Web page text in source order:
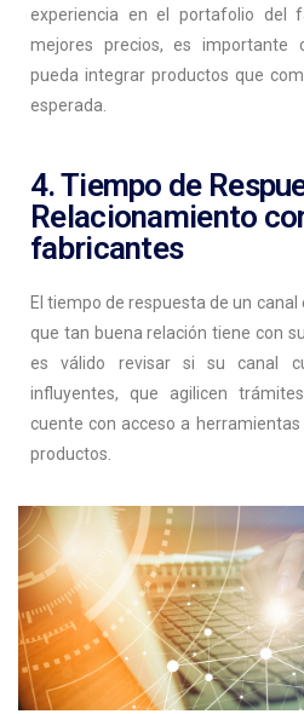
experiencia en el portafolio del
mejores precios, es importante
pueda integrar productos que
esperada.
4. Tiempo de
Relacionamiento
fabricantes
El tiempo de respuesta de un
que tan buena relación tiene con
es válido revisar si su canal
influyentes, que agilicen
cuente con acceso a
productos.